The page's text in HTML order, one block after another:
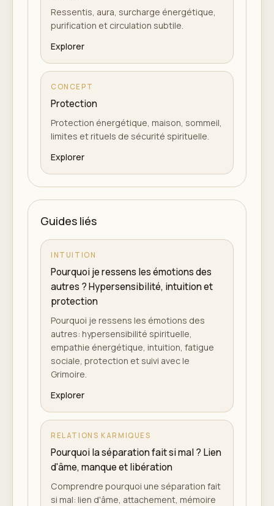
Ressentis, aura, surcharge énergétique,
purification et circulation subtile.
Explorer
CONCEPT
Protection
Protection énergétique, maison, sommeil,
limites et rituels de sécurité spirituelle.
Explorer
Guides liés
INTUITION
Pourquoi je ressens les émotions des
autres ? Hypersensibilité, intuition et
protection
Pourquoi je ressens les émotions des
autres: hypersensibilité spirituelle,
empathie énergétique, intuition, fatigue
sociale, protection et suivi avec le
Grimoire.
Explorer
RELATIONS KARMIQUES
Pourquoi la séparation fait si mal ? Lien
d'âme, manque et libération
Comprendre pourquoi une séparation fait
si mal: lien d'âme, attachement, mémoire